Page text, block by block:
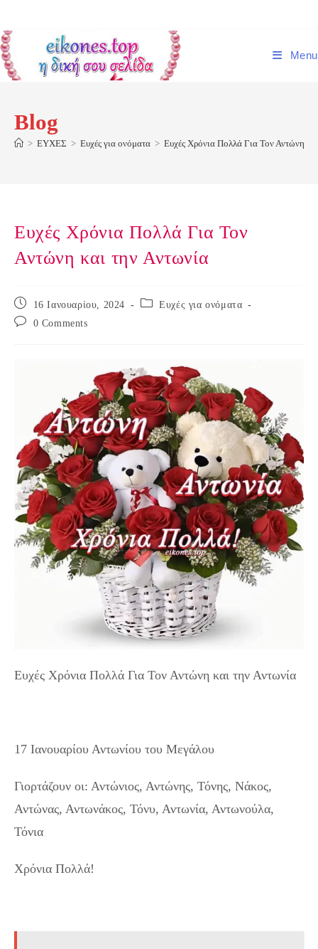
content
Menu
Blog
> ΕΥΧΕΣ > Ευχές για ονόματα > Ευχές Χρόνια Πολλά Για Τον Αντώνη
Ευχές Χρόνια Πολλά Για Τον
Αντώνη και την Αντωνία
Post
published:
16 Ιανουαρίου, 2024
Post Ευχές για ονόματα
Post
0 Comments
Ευχές Χρόνια Πολλά Για Τον Αντώνη και την Αντωνία
17 Ιανουαρίου Αντωνίου του Μεγάλου
Γιορτάζουν οι: Αντώνιος, Αντώνης, Τόνης, Νάκος,
Αντώνας, Αντωνάκος, Τόνυ, Αντωνία, Αντωνούλα,
Τόνια
Χρόνια Πολλά!